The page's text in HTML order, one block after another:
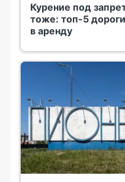
Курение под
тоже: топ-5
в аренду